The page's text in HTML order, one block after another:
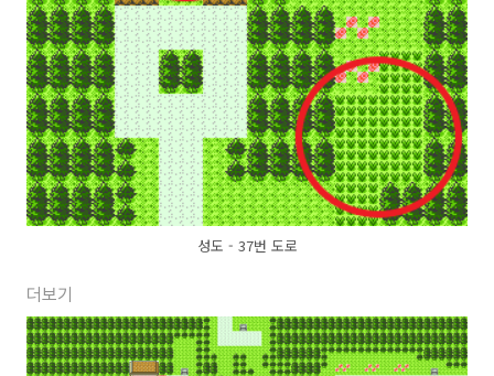
성도 - 37번 도로
더보기